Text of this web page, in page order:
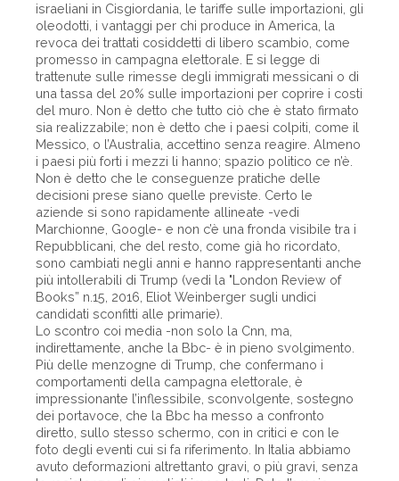
israeliani in Cisgiordania, le tariffe sulle importazioni, gli
oleodotti, i vantaggi per chi produce in America, la
revoca dei trattati cosiddetti di libero scambio, come
promesso in campagna elettorale. E si legge di
trattenute sulle rimesse degli immigrati messicani o di
una tassa del 20% sulle importazioni per coprire i costi
del muro. Non è detto che tutto ciò che è stato firmato
sia realizzabile; non è detto che i paesi colpiti, come il
Messico, o l’Australia, accettino senza reagire. Almeno
i paesi più forti i mezzi li hanno; spazio politico ce n’è.
Non è detto che le conseguenze pratiche delle
decisioni prese siano quelle previste. Certo le
aziende si sono rapidamente allineate -vedi
Marchionne, Google- e non c’è una fronda visibile tra i
Repubblicani, che del resto, come già ho ricordato,
sono cambiati negli anni e hanno rappresentanti anche
più intollerabili di Trump (vedi la "London Review of
Books” n.15, 2016, Eliot Weinberger sugli undici
candidati sconfitti alle primarie).
Lo scontro coi media -non solo la Cnn, ma,
indirettamente, anche la Bbc- è in pieno svolgimento.
Più delle menzogne di Trump, che confermano i
comportamenti della campagna elettorale, è
impressionante l’inflessibile, sconvolgente, sostegno
dei portavoce, che la Bbc ha messo a confronto
diretto, sullo stesso schermo, con in critici e con le
foto degli eventi cui si fa riferimento. In Italia abbiamo
avuto deformazioni altrettanto gravi, o più gravi, senza